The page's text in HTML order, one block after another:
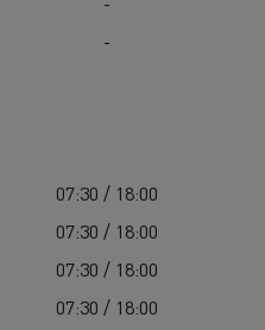
-
07:30 / 18:00
07:30 / 18:00
07:30 / 18:00
07:30 / 18:00